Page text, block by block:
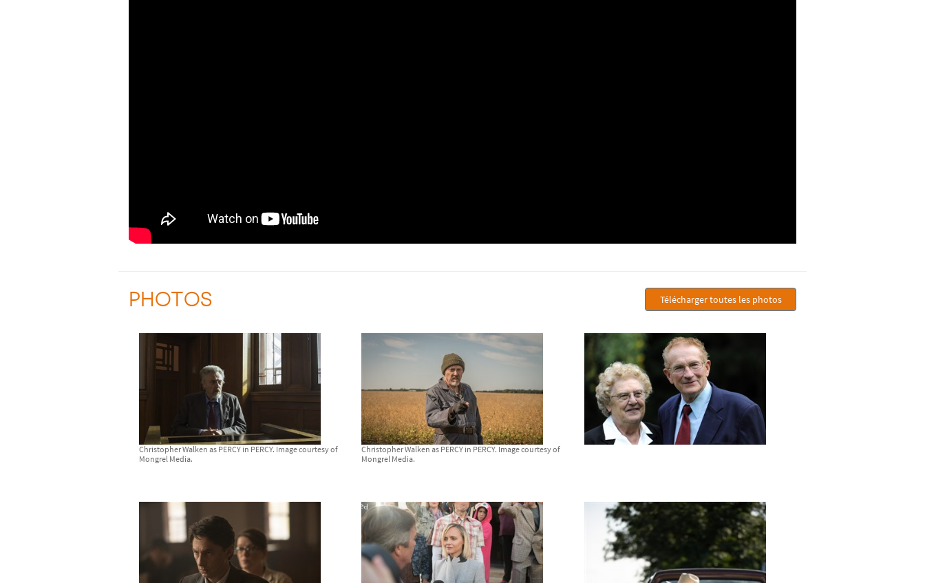
PHOTOS Télécharger toutes les photos
Christopher Walken as PERCY in PERCY. Image courtesy of
Mongrel Media.
Christopher Walken as PERCY in PERCY. Image courtesy of
Mongrel Media.